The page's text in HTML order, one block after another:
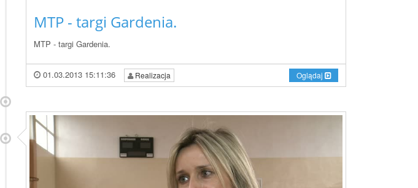
MTP - targi Gardenia.
MTP - targi Gardenia.
01.03.2013 15:11:36 Realizacja Oglądaj